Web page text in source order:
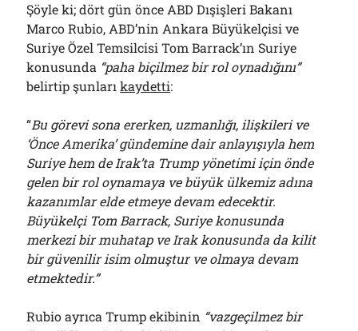
Şöyle ki; dört gün önce ABD Dışişleri Bakanı
Marco Rubio, ABD’nin Ankara Büyükelçisi ve
Suriye Özel Temsilcisi Tom Barrack’ın Suriye
konusunda “paha biçilmez bir rol oynadığını”
belirtip şunlarıkaydetti:
“Bu görevi sona ererken, uzmanlığı, ilişkileri ve
‘Önce Amerika’ gündemine dair anlayışıyla hem
Suriye hem de Irak’ta Trump yönetimi için önde
gelen bir rol oynamaya ve büyük ülkemiz adına
kazanımlar elde etmeye devam edecektir.
Büyükelçi Tom Barrack, Suriye konusunda
merkezi bir muhatap ve Irak konusunda da kilit
bir güvenilir isim olmuştur ve olmaya devam
etmektedir.”
Rubio ayrıca Trump ekibinin “vazgeçilmez bir